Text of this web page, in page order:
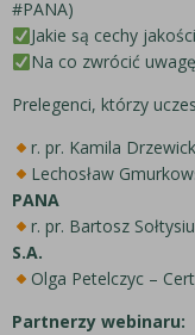
#PANA)
Jakie są cechy
Na co zwrócić
Prelegenci, którzy
r. pr. Kamila
Lechosław
PANA
r. pr. Bartosz
S.A.
Olga Petelczyc –
Partnerzy webinaru: